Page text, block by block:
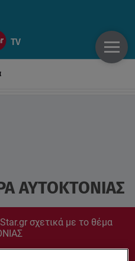
ΑΥΤΟΚΤΟΝΙΑΣ
σχετικά με το θέμα